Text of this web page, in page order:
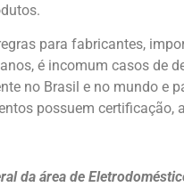
para fabricantes,
é incomum casos de
no Brasil e no mundo e
possuem certificação,
da área de